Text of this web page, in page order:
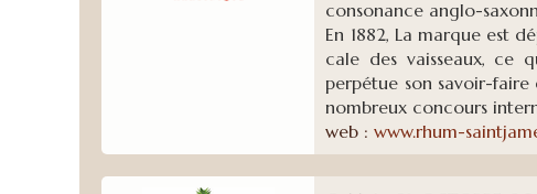
consonance anglo-
En 1882, La marque est
cale des vaisseaux, ce
perpétue son savoir-
nombreux concours
web :www.rhum-